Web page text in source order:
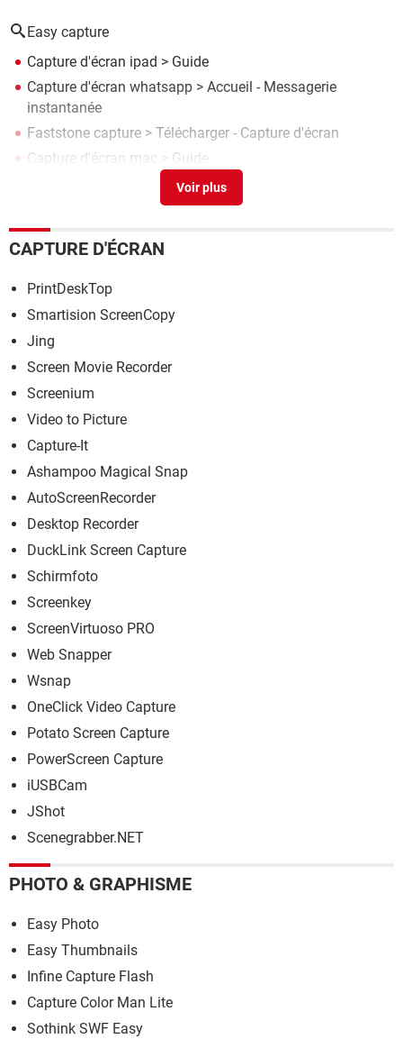
Easy capture
Capture d'écran ipad > Guide
Capture d'écran whatsapp > Accueil - Messagerie
instantanée
Faststone capture > Télécharger - Capture d'écran
Capture d'écran mac > Guide
[résolu] >Forum Pilotes (drivers)
CAPTURE D'ÉCRAN
PrintDeskTop
Smartision ScreenCopy
Jing
Screen Movie Recorder
Screenium
Video to Picture
Capture-It
Ashampoo Magical Snap
AutoScreenRecorder
Desktop Recorder
DuckLink Screen Capture
Schirmfoto
Screenkey
ScreenVirtuoso PRO
Web Snapper
Wsnap
OneClick Video Capture
Potato Screen Capture
PowerScreen Capture
iUSBCam
JShot
Scenegrabber.NET
PHOTO & GRAPHISME
Easy Photo
Easy Thumbnails
Infine Capture Flash
Capture Color Man Lite
Sothink SWF Easy